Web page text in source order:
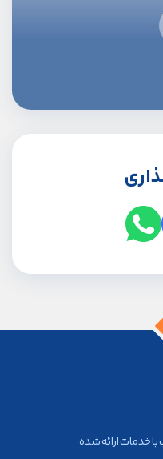
خدمات ارائه شده